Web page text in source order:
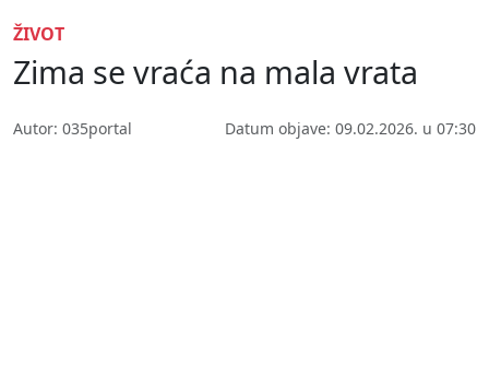
ŽIVOT
Zima se vraća na mala vrata
Autor: 035portal Datum objave: 09.02.2026. u 07:30